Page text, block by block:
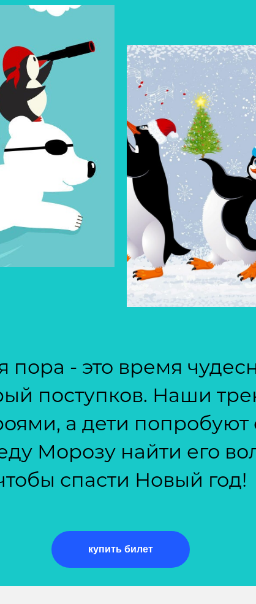
пора - это время
поступков. Наши
а дети попробуют
Морозу найти его
спасти Новый год!
купить билет